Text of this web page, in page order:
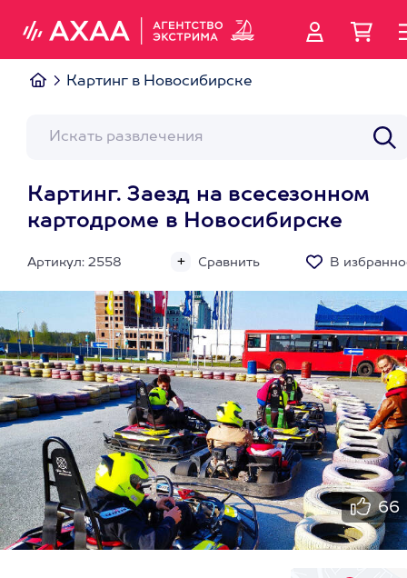
Картинг в Новосибирске
Картинг. Заезд на всесезонном
картодроме в Новосибирске
Артикул: 2558 Сравнить В
66